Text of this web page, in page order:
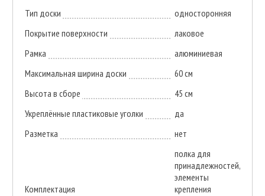
Тип доски
односторонняя
Покрытие поверхности
лаковое
Рамка
алюминиевая
Максимальная ширина доски
60 см
Высота в сборе
45 см
Укреплённые пластиковые уголки
да
Разметка
нет
Комплектация
полка для
принадлежностей,
элементы
крепления